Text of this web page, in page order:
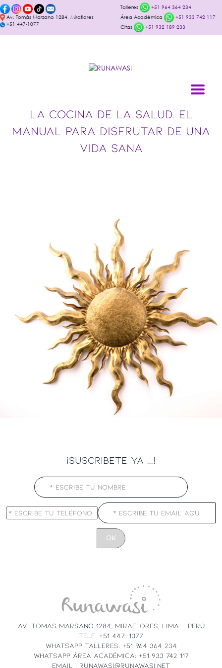
Av. Tomás Marzano 1284, Miraflores
+51 447-1077
Talleres
+51 964 364 234
Área Académica
+51 933 742 117
Citas
+51 932 189 233
LA COCINA DE LA SALUD. EL
MANUAL PARA DISFRUTAR DE UNA
VIDA SANA
¡SUSCRIBETE YA ...!
BLANK.AV. TOMAS MARSANO 1284, MIRAFLORES, LIMA - PERÚ
TELF. +51 447-1077
WHATSAPP TALLERES: +51 964 364 234
WHATSAPP ÁREA ACADÉMICA: +51 933 742 117
EMAIL : RUNAWASI@RUNAWASI.NET